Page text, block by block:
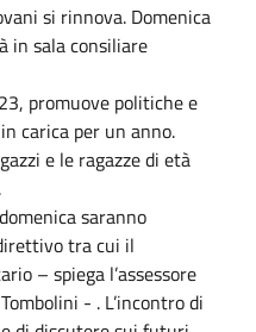
si rinnova. Domenica
in sala consiliare
promuove politiche e
carica per un anno.
e le ragazze di età
saranno
tra cui il
– spiega l’assessore
- . L’incontro di